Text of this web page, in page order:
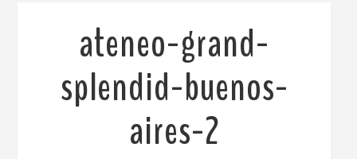
ateneo-grand-
splendid-buenos-
aires-2